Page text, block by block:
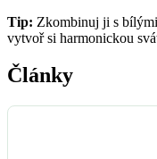
Tip: Zkombinuj ji s
vytvoř si harmonickou
Články